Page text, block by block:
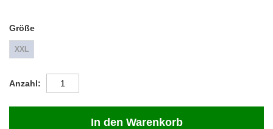
Größe
XXL
Anzahl
In den Warenkorb